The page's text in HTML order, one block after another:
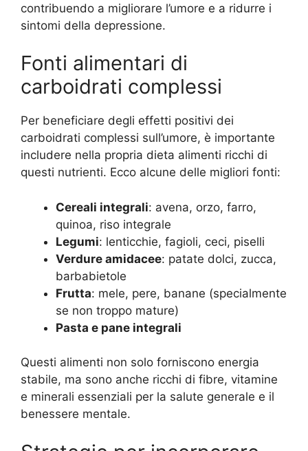
contribuendo a migliorare l’umore e a ridurre i
sintomi della depressione.
Fonti alimentari di
carboidrati complessi
Per beneficiare degli effetti positivi dei
carboidrati complessi sull’umore, è importante
includere nella propria dieta alimenti ricchi di
questi nutrienti. Ecco alcune delle migliori fonti:
Cereali integrali: avena, orzo, farro,
quinoa, riso integrale
Legumi: lenticchie, fagioli, ceci, piselli
Verdure amidacee: patate dolci, zucca,
barbabietole
Frutta: mele, pere, banane (specialmente
se non troppo mature)
Pasta e pane integrali
Questi alimenti non solo forniscono energia
stabile, ma sono anche ricchi di fibre, vitamine
e minerali essenziali per la salute generale e il
benessere mentale.